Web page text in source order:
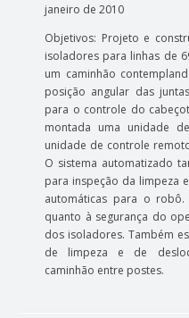
janeiro de 2010
Objetivos: Projeto e
isoladores para linhas de
um caminhão
posição angular das
para o controle do
montada uma unidade
unidade de controle
O sistema automatizado
para inspeção da limpeza
automáticas para o
quanto à segurança do
dos isoladores. Também
de limpeza e de
caminhão entre postes.